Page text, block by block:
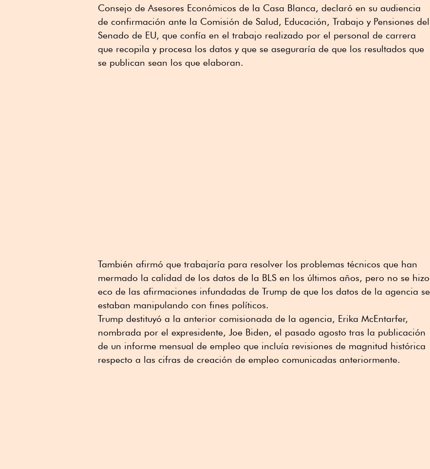
Consejo de Asesores Económicos de la Casa Blanca, declaró en su audiencia
de confirmación ante la Comisión de Salud, Educación, Trabajo y Pensiones del
Senado de EU, que confía en el trabajo realizado por el personal de carrera
que recopila y procesa los datos y que se aseguraría de que los resultados que
se publican sean los que elaboran.
También afirmó que trabajaría para resolver los problemas técnicos que han
mermado la calidad de los datos de la BLS en los últimos años, pero no se hizo
eco de las afirmaciones infundadas de Trump de que los datos de la agencia se
estaban manipulando con fines políticos.
Trump destituyó a la anterior comisionada de la agencia, Erika McEntarfer,
nombrada por el expresidente, Joe Biden, el pasado agosto tras la publicación
de un informe mensual de empleo que incluía revisiones de magnitud histórica
respecto a las cifras de creación de empleo comunicadas anteriormente.